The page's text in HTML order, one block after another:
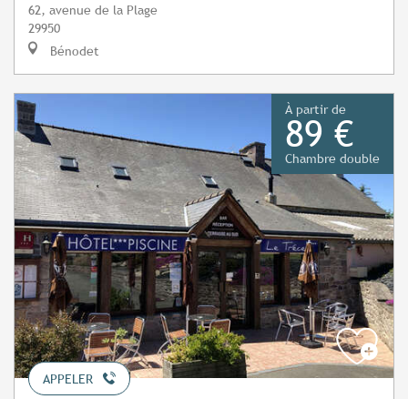
62, avenue de la Plage
29950
Bénodet
À partir de
89 €
Chambre double
APPELER